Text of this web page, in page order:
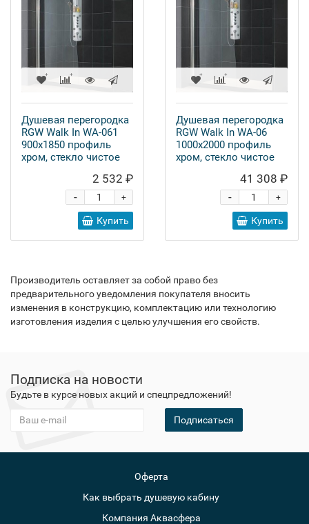
Душевая перегородка
RGW Walk In WA-061
900x1850 профиль
хром, стекло чистое
2 532 ₽
+
-
Купить
Душевая перегородка
RGW Walk In WA-06
1000x2000 профиль
хром, стекло чистое
41 308 ₽
+
-
Купить
Производитель оставляет за собой право без
предварительного уведомления покупателя вносить
изменения в конструкцию, комплектацию или технологию
изготовления изделия с целью улучшения его свойств.
Подписка на новости
Будьте в курсе новых акций и спецпредложений!
Подписаться
Оферта
Как выбрать душевую кабину
Компания Аквасфера